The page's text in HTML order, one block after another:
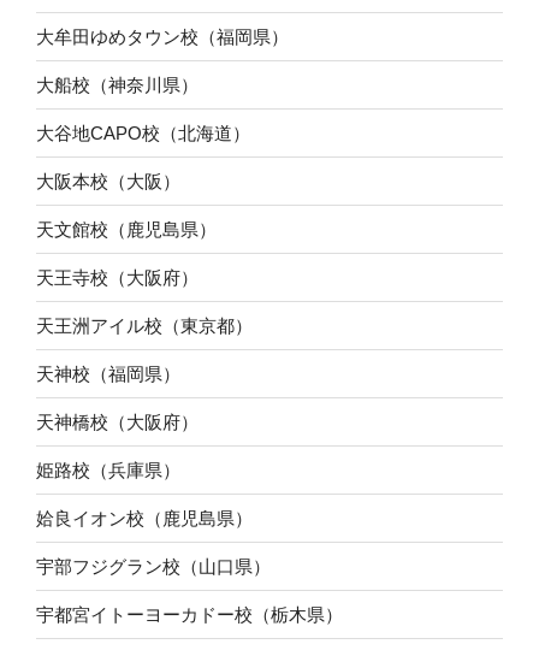
大牟田ゆめタウン校（福岡県）
大船校（神奈川県）
大谷地CAPO校（北海道）
大阪本校（大阪）
天文館校（鹿児島県）
天王寺校（大阪府）
天王洲アイル校（東京都）
天神校（福岡県）
天神橋校（大阪府）
姫路校（兵庫県）
姶良イオン校（鹿児島県）
宇部フジグラン校（山口県）
宇都宮イトーヨーカドー校（栃木県）